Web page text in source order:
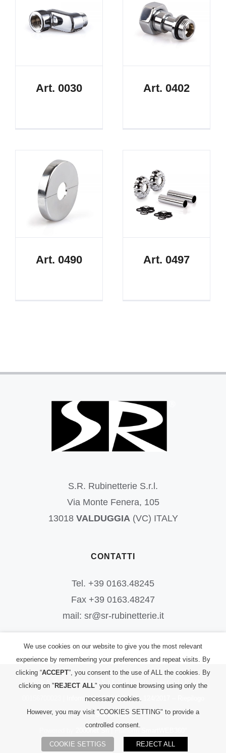
Art. 0030 Art. 0402
Art. 0490 Art. 0497
S.R. Rubinetterie S.r.l.
Via Monte Fenera, 105
13018 VALDUGGIA (VC) ITALY
CONTATTI
Tel. +39 0163.48245
Fax +39 0163.48247
mail: sr@sr-rubinetterie.it
© 2026 S.R. Rubinetterie S.r.l. | All Rights Reserved | P.IVA:
Informativa PRIVACY|L. 124/2017 – Riepilogo
Sovvenzioni
We use cookies on our website to give you the most relevant
experience by remembering your preferences and repeat visits. By
clicking “ACCEPT”, you consent to the use of ALL the cookies. By
clicking on " REJECT ALL" you continue browsing using only the
necessary cookies.
However, you may visit "COOKIES SETTING" to provide a
controlled consent.
COOKIE SETTIGS REJECT ALL